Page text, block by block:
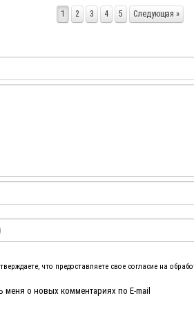
1 2 3 4 5 Следующая »
что предоставляете свое согласие на
меня о новых комментариях по E-mail